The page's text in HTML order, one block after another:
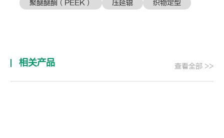
聚醚醚酮（PEEK）
压延辊 织物定型
相关产品 查看全部 >>